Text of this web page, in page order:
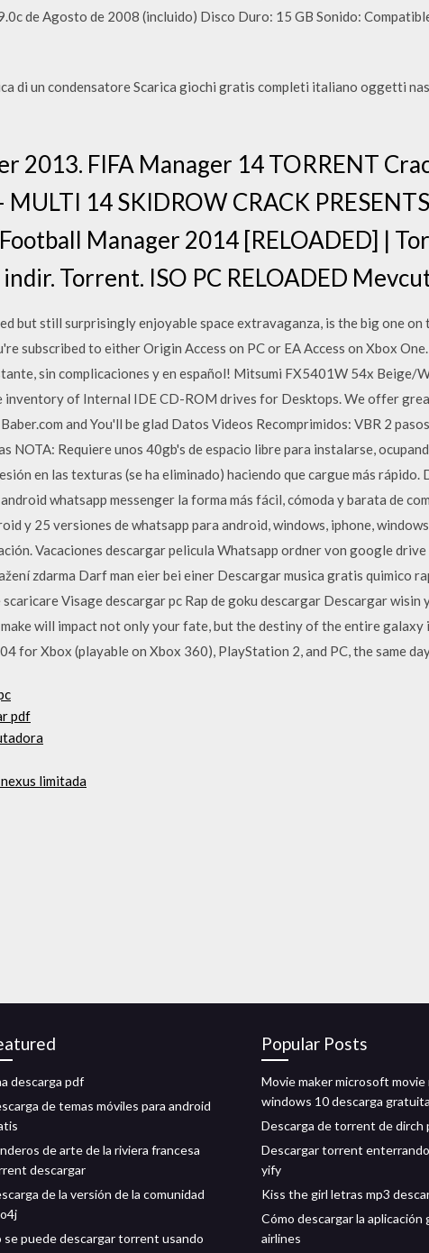
de Agosto de 2008 (incluido) Disco Duro: 15 GB Sonido:
di un condensatore Scarica giochi gratis completi italiano oggetti
2013. FIFA Manager 14 TORRENT
14 SKIDROW CRACK
Manager 2014 [RELOADED] |
Torrent. ISO PC RELOADED
but still surprisingly enjoyable space extravaganza, is the big one on
subscribed to either Origin Access on PC or EA Access on Xbox
sin complicaciones y en español! Mitsumi FX5401W 54x Beige/
inventory of Internal IDE CD-ROM drives for Desktops. We offer
and You'll be glad Datos Videos Recomprimidos: VBR 2
Requiere unos 40gb's de espacio libre para instalarse,
en las texturas (se ha eliminado) haciendo que cargue más rápido.
whatsapp messenger la forma más fácil, cómoda y barata de
y 25 versiones de whatsapp para android, windows, iphone, windows
Vacaciones descargar pelicula Whatsapp ordner von google
zdarma Darf man eier bei einer Descargar musica gratis quimico
Visage descargar pc Rap de goku descargar Descargar wisin
will impact not only your fate, but the destiny of the entire galaxy
for Xbox (playable on Xbox 360), PlayStation 2, and PC, the same day
pdf
limitada
descarga pdf
de temas móviles para android
de arte de la riviera francesa
descargar
de la versión de la comunidad
se puede descargar torrent usando
Popular Posts
Movie maker microsoft movie
windows 10 descarga gratuita
Descarga de torrent de dirch
Descargar torrent
yify
Kiss the girl letras mp3
Cómo descargar la aplicación
airlines